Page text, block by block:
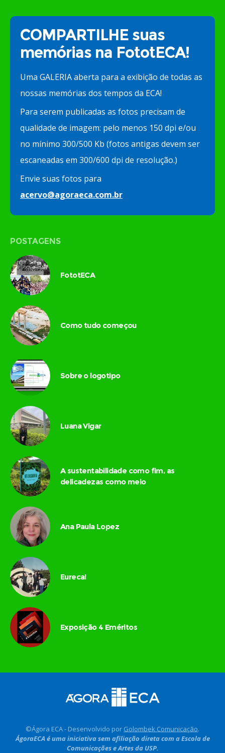
COMPARTILHE suas
memórias na FototECA!
Uma GALERIA aberta para a exibição de todas as
nossas memórias dos tempos da ECA!
Para serem publicadas as fotos precisam de
qualidade de imagem: pelo menos 150 dpi e/ou
no mínimo 300/500 Kb (fotos antigas devem ser
escaneadas em 300/600 dpi de resolução.)
Envie suas fotos para
acervo@agoraeca.com.br
POSTAGENS
FototECA
Como tudo começou
Sobre o logotipo
Luana Vigar
A sustentabilidade como fim, as
delicadezas como meio
Ana Paula Lopez
Eureca!
Exposição 4 Eméritos
©Ágora ECA - Desenvolvido por Golombek Comunicação.
ÁgoraECA é uma iniciativa sem afiliação direta com a Escola de
Comunicações e Artes da USP.